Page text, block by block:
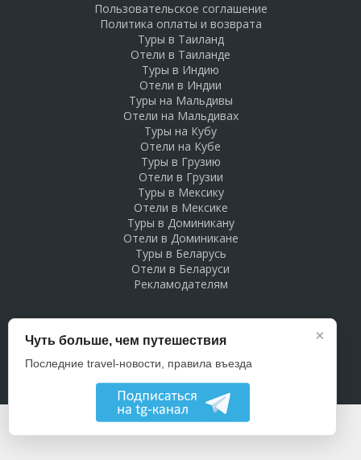
Пользовательское соглашение
Политика оплаты и возврата
Туры в Таиланд
Отели в Таиланде
Туры в Индию
Отели в Индии
Туры на Мальдивы
Отели на Мальдивах
Туры на Кубу
Отели на Кубе
Туры в Грузию
Отели в Грузии
Туры в Мексику
Отели в Мексике
Туры в Доминикану
Отели в Доминикане
Туры в Беларусь
Отели в Беларуси
Рекламодателям
×
Чуть больше, чем путешествия
Последние travel-новости, правила въезда